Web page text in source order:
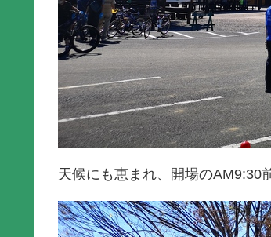
天候にも恵まれ、開場のAM9:30